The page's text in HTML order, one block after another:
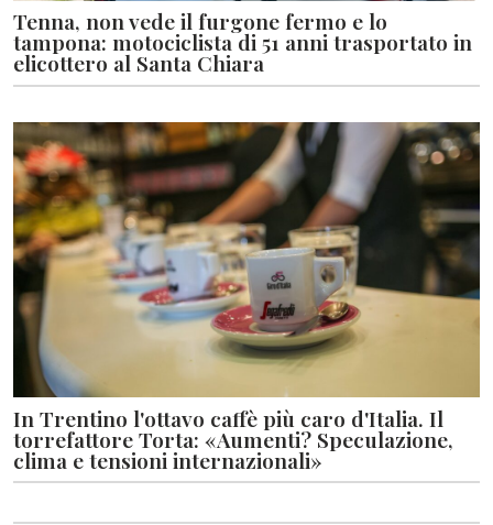
Tenna, non vede il furgone fermo e lo
tampona: motociclista di 51 anni trasportato in
elicottero al Santa Chiara
In Trentino l'ottavo caffè più caro d'Italia. Il
torrefattore Torta: «Aumenti? Speculazione,
clima e tensioni internazionali»